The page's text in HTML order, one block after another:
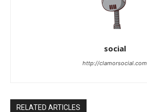
social
http://clamorsocial.com
RELATED ARTICLES